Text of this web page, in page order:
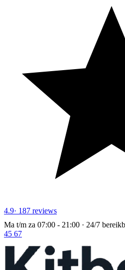
4.9· 187 reviews
Ma t/m za 07:00 - 21:00 · 24/7
45 67